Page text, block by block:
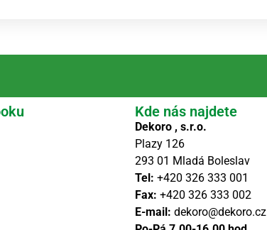
Kde nás najdete
Dekoro , s.r.o.
Plazy 126
293 01 Mladá Boleslav
Tel: +420 326 333 001
Fax: +420 326 333 002
E-mail: dekoro@dekoro.cz